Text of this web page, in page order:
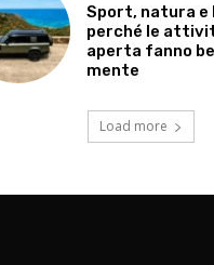
Sport, natura e
perché le
aperta fanno
mente
Load more